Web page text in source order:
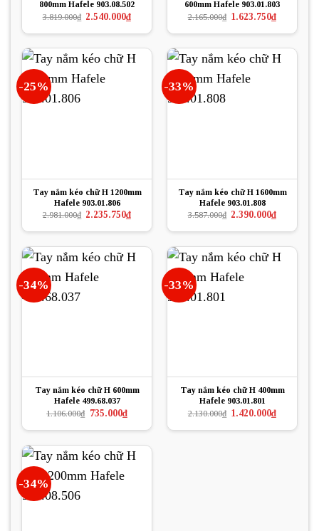
800mm Hafele 903.08.502
3.819.000₫ Giá
là:
2.540.000₫Giá
hiện
tại
2.540.000₫.
600mm Hafele 903.01.803
2.165.000₫ Giá
là:
1.623.750₫Giá
hiện
tại
1.623.750₫.
-25%
Tay nắm kéo chữ H 1200mm
Hafele 903.01.806
2.981.000₫ Giá
là:
2.235.750₫Giá
hiện
tại
2.235.750₫.
-33%
Tay nắm kéo chữ H 1600mm
Hafele 903.01.808
3.587.000₫ Giá
là:
2.390.000₫Giá
hiện
tại
2.390.000₫.
-34%
Tay nắm kéo chữ H 600mm
Hafele 499.68.037
1.106.000₫ Giá
là:
735.000₫Giá
hiện
tại
735.000₫.
-33%
Tay nắm kéo chữ H 400mm
Hafele 903.01.801
2.130.000₫ Giá
là:
1.420.000₫Giá
hiện
tại
-34%